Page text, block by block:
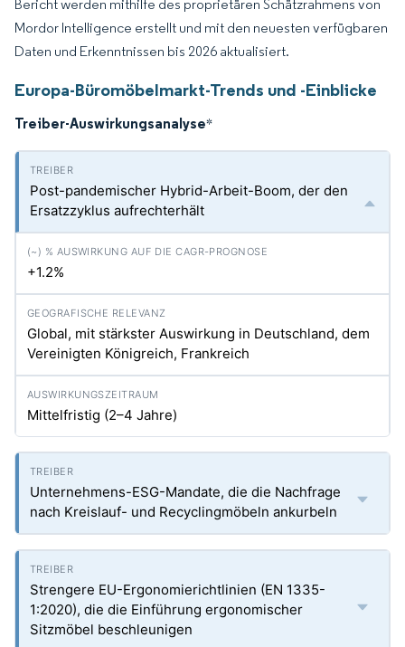
Bericht werden mithilfe des proprietären Schätzrahmens von
Mordor Intelligence erstellt und mit den neuesten verfügbaren
Daten und Erkenntnissen bis 2026 aktualisiert.
Europa-Büromöbelmarkt-Trends und -Einblicke
Treiber-Auswirkungsanalyse*
Post-pandemischer Hybrid-Arbeit-Boom, der den
Ersatzzyklus aufrechterhält
+1.2%
Global, mit stärkster Auswirkung in Deutschland, dem
Vereinigten Königreich, Frankreich
Mittelfristig (2–4 Jahre)
Unternehmens-ESG-Mandate, die die Nachfrage
nach Kreislauf- und Recyclingmöbeln ankurbeln
Strengere EU-Ergonomierichtlinien (EN 1335-
1:2020), die die Einführung ergonomischer
Sitzmöbel beschleunigen